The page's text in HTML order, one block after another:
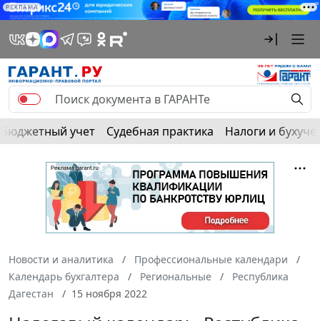
РЕКЛАМА
Бюджетный учет Судебная практика Налоги и
Новости и аналитика
Профессиональные календари
Календарь бухгалтера
Региональные
Республика
Дагестан
15 ноября 2022